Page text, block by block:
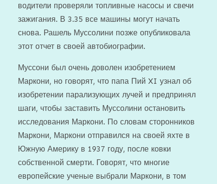
водители проверяли топливные насосы и свечи
зажигания. В 3.35 все машины могут начать
снова. Рашель Муссолини позже опубликовала
этот отчет в своей автобиографии.
Муссони был очень доволен изобретением
Маркони, но говорят, что папа Пий XI узнал об
изобретении парализующих лучей и предпринял
шаги, чтобы заставить Муссолини остановить
исследования Маркони. По словам сторонников
Маркони, Маркони отправился на своей яхте в
Южную Америку в 1937 году, после ковки
собственной смерти. Говорят, что многие
европейские ученые выбрали Маркони, в том